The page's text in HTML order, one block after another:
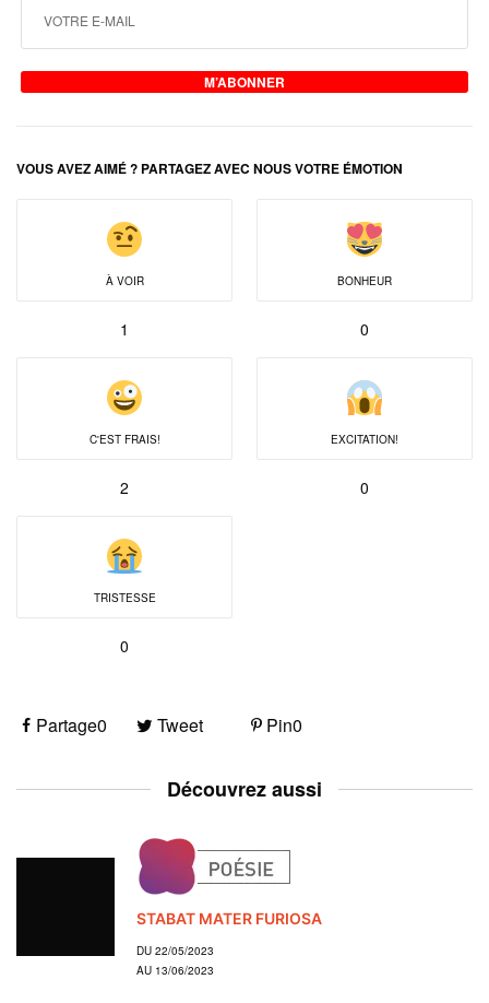
M’ABONNER
VOUS AVEZ AIMÉ ? PARTAGEZ AVEC NOUS VOTRE ÉMOTION
À VOIR
1
BONHEUR
0
C'EST FRAIS!
2
EXCITATION!
0
TRISTESSE
0
Partage0 Tweet Pin0
Découvrez aussi
STABAT MATER FURIOSA
DU 22/05/2023
AU 13/06/2023